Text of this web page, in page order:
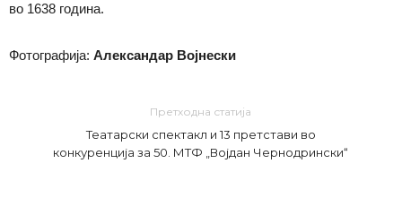
во 1638 година.
Фотографија: Александар Војнески
Претходна статија
Театарски спектакл и 13 претстави во
конкуренција за 50. МТФ „Војдан Чернодрински“